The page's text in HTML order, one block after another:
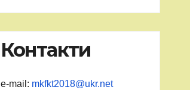
Контакти
e-mail: mkfkt2018@ukr.net